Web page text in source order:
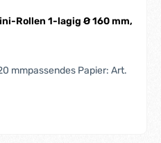
Rollen 1-lagig Ø 160 mm,
mmpassendes Papier: Art.